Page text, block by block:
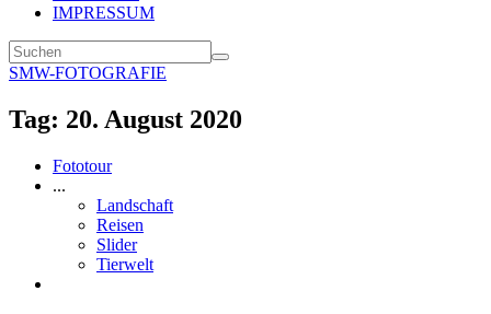
IMPRESSUM
SMW-FOTOGRAFIE
Tag: 20. August 2020
Fototour
...
Landschaft
Reisen
Slider
Tierwelt